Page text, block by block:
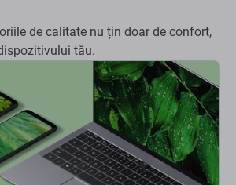
de calitate nu țin doar de confort,
tău.